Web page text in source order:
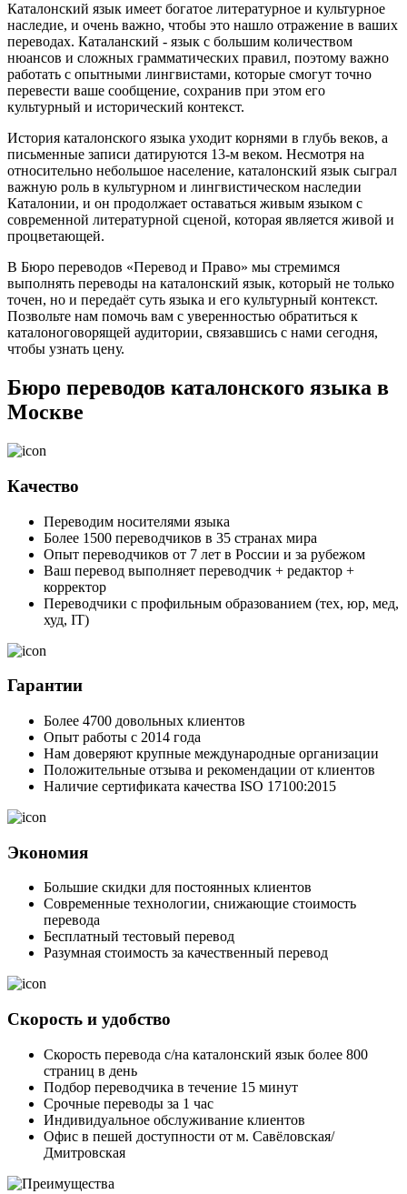
Каталонский язык имеет богатое литературное и культурное
наследие, и очень важно, чтобы это нашло отражение в ваших
переводах. Каталанский - язык с большим количеством
нюансов и сложных грамматических правил, поэтому важно
работать с опытными лингвистами, которые смогут точно
перевести ваше сообщение, сохранив при этом его
культурный и исторический контекст.
История каталонского языка уходит корнями в глубь веков, а
письменные записи датируются 13-м веком. Несмотря на
относительно небольшое население, каталонский язык сыграл
важную роль в культурном и лингвистическом наследии
Каталонии, и он продолжает оставаться живым языком с
современной литературной сценой, которая является живой и
процветающей.
В Бюро переводов «Перевод и Право» мы стремимся
выполнять переводы на каталонский язык, который не только
точен, но и передаёт суть языка и его культурный контекст.
Позвольте нам помочь вам с уверенностью обратиться к
каталоноговорящей аудитории, связавшись с нами сегодня,
чтобы узнать цену.
Бюро переводов каталонского языка в
Москве
Качество
Переводим носителями языка
Более 1500 переводчиков в 35 странах мира
Опыт переводчиков от 7 лет в России и за рубежом
Ваш перевод выполняет переводчик + редактор +
корректор
Переводчики с профильным образованием (тех, юр, мед,
худ, IT)
Гарантии
Более 4700 довольных клиентов
Опыт работы с 2014 года
Нам доверяют крупные международные организации
Положительные отзыва и рекомендации от клиентов
Наличие сертификата качества ISO 17100:2015
Экономия
Большие скидки для постоянных клиентов
Современные технологии, снижающие стоимость
перевода
Бесплатный тестовый перевод
Разумная стоимость за качественный перевод
Скорость и удобство
Скорость перевода с/на каталонский язык более 800
страниц в день
Подбор переводчика в течение 15 минут
Срочные переводы за 1 час
Индивидуальное обслуживание клиентов
Офис в пешей доступности от м. Савёловская/
Дмитровская